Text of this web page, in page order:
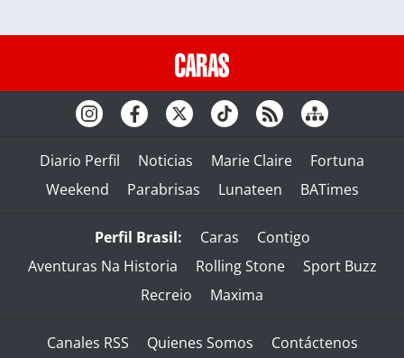
Diario Perfil Noticias Marie Claire
Fortuna
Weekend
Parabrisas Lunateen BATimes
Perfil Brasil: Caras
Contigo
Aventuras Na Historia
Rolling Stone
Sport Buzz
Recreio
Maxima
Canales RSS Quienes Somos Contáctenos